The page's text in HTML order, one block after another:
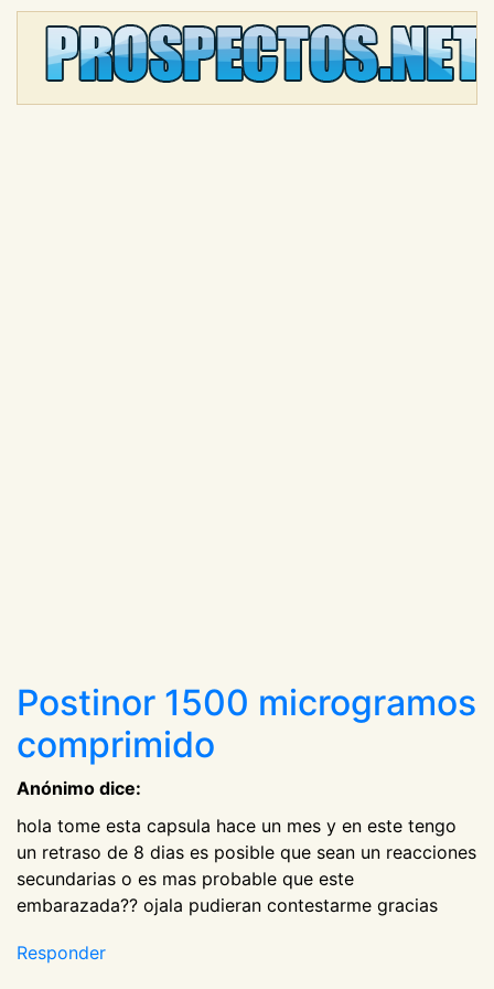
Postinor 1500 microgramos
comprimido
Anónimo dice:
hola tome esta capsula hace un mes y en este tengo
un retraso de 8 dias es posible que sean un reacciones
secundarias o es mas probable que este
embarazada?? ojala pudieran contestarme gracias
Responder